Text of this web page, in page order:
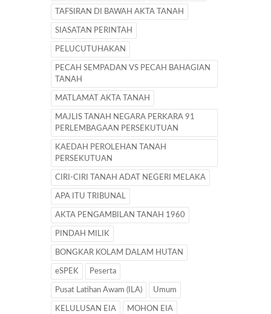
TAFSIRAN DI BAWAH AKTA TANAH
SIASATAN PERINTAH
PELUCUTUHAKAN
PECAH SEMPADAN VS PECAH BAHAGIAN
TANAH
MATLAMAT AKTA TANAH
MAJLIS TANAH NEGARA PERKARA 91
PERLEMBAGAAN PERSEKUTUAN
KAEDAH PEROLEHAN TANAH
PERSEKUTUAN
CIRI-CIRI TANAH ADAT NEGERI MELAKA
APA ITU TRIBUNAL
AKTA PENGAMBILAN TANAH 1960
PINDAH MILIK
BONGKAR KOLAM DALAM HUTAN
eSPEK Peserta
Pusat Latihan Awam (ILA) Umum
KELULUSAN EIA MOHON EIA